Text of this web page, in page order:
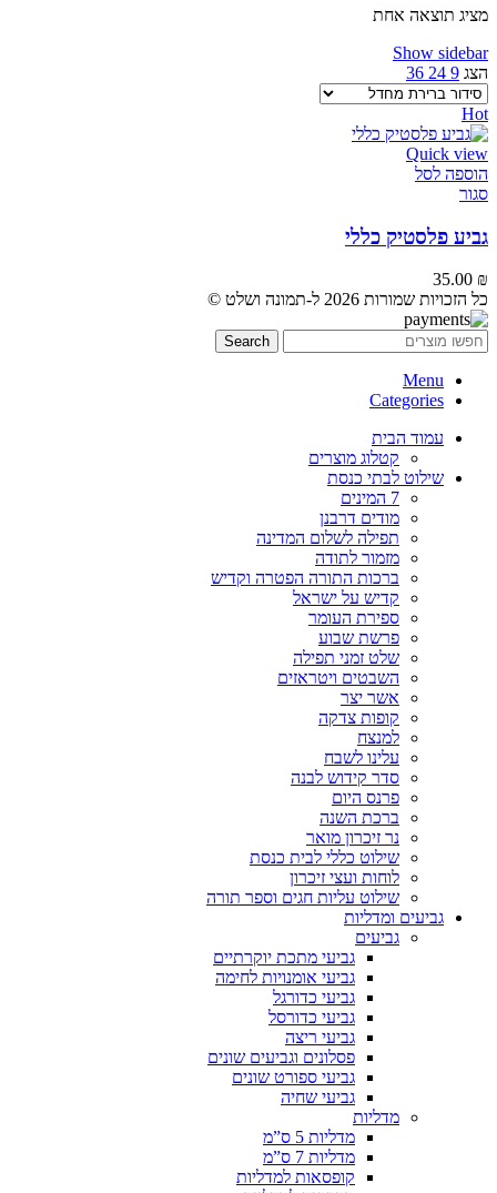
מציג תוצאה אחת
Show sidebar
הצג 9
24
36
Hot
Quick view
הוספה לסל
סגור
גביע פלסטיק כללי
35.00 ₪
כל הזכויות שמורות 2026 ל-תמונה ושלט ©
Search
Menu
Categories
עמוד הבית
קטלוג מוצרים
שילוט לבתי כנסת
7 המינים
מודים דרבנן
תפילה לשלום המדינה
מזמור לתודה
ברכות התורה הפטרה וקדיש
קדיש על ישראל
ספירת העומר
פרשת שבוע
שלט זמני תפילה
השבטים ויטראזים
אשר יצר
קופות צדקה
למנצח
עלינו לשבח
סדר קידוש לבנה
פרנס היום
ברכת השנה
נר זיכרון מואר
שילוט כללי לבית כנסת
לוחות ועצי זיכרון
שילוט עליות חגים וספר תורה
גביעים ומדליות
גביעים
גביעי מתכת יוקרתיים
גביעי אומנויות לחימה
גביעי כדורגל
גביעי כדורסל
גביעי ריצה
פסלונים וגביעים שונים
גביעי ספורט שונים
גביעי שחיה
מדליות
מדליות 5 ס”מ
מדליות 7 ס”מ
קופסאות למדליות